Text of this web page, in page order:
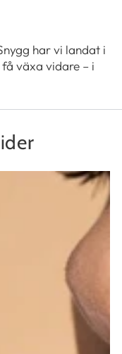
har vi landat i
växa vidare – i